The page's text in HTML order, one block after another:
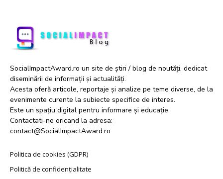
SocialImpactAward.ro un site de știri / blog de noutăți, dedicat
diseminării de informații și actualități.
Acesta oferă articole, reportaje și analize pe teme diverse, de la
evenimente curente la subiecte specifice de interes.
Este un spațiu digital pentru informare și educație.
Contactati-ne oricand la adresa:
contact@SocialImpactAward.ro
Politica de cookies (GDPR)
Politică de confidențialitate